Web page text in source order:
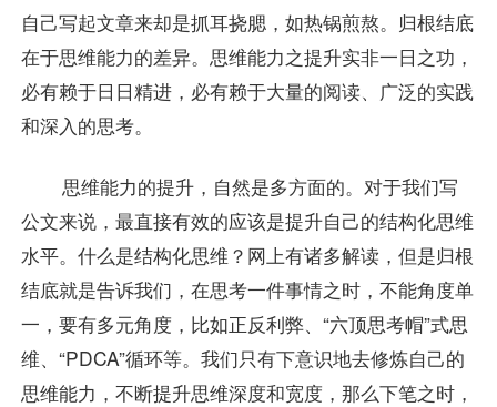
自己写起文章来却是抓耳挠腮，如热锅煎熬。归根结底
在于思维能力的差异。思维能力之提升实非一日之功，
必有赖于日日精进，必有赖于大量的阅读、广泛的实践
和深入的思考。
思维能力的提升，自然是多方面的。对于我们写
公文来说，最直接有效的应该是提升自己的结构化思维
水平。什么是结构化思维？网上有诸多解读，但是归根
结底就是告诉我们，在思考一件事情之时，不能角度单
一，要有多元角度，比如正反利弊、“六顶思考帽”式思
维、“PDCA”循环等。我们只有下意识地去修炼自己的
思维能力，不断提升思维深度和宽度，那么下笔之时，